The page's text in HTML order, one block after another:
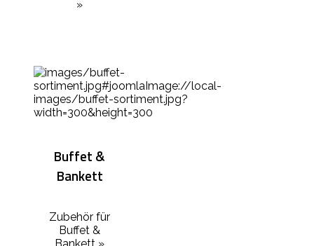
»
Buffet &
Bankett
Zubehör für
Buffet &
Bankett »